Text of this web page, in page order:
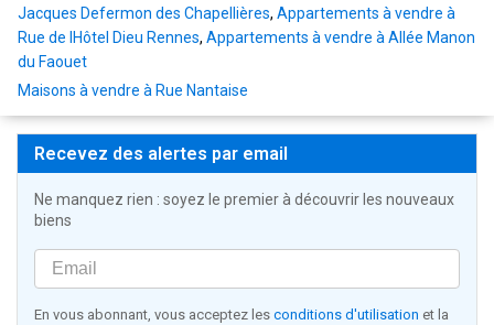
Jacques Defermon des Chapellières, Appartements à vendre à
Rue de lHôtel Dieu Rennes, Appartements à vendre à Allée Manon
du Faouet
Maisons à vendre à Rue Nantaise
Recevez des alertes par email
Ne manquez rien : soyez le premier à découvrir les nouveaux
biens
En vous abonnant, vous acceptez les conditions d'utilisation et la